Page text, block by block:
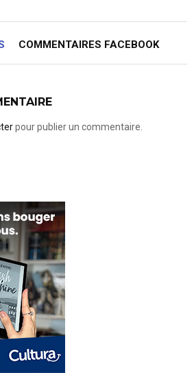
COMMENTAIRES FACEBOOK
pour publier un commentaire.